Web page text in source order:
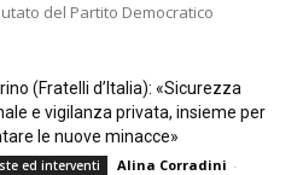
del Partito Democratico
(Fratelli d’Italia): «Sicurezza
e vigilanza privata, insieme per
le nuove minacce»
ed interventi Alina Corradini -